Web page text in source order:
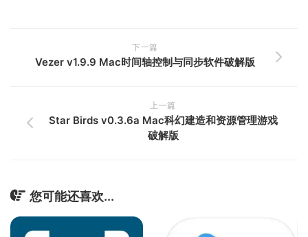
下一篇
Vezer v1.9.9 Mac时间轴控制与同步软件破解版
上一篇
Star Birds v0.3.6a Mac科幻建造和资源管理游戏
破解版
您可能还喜欢...